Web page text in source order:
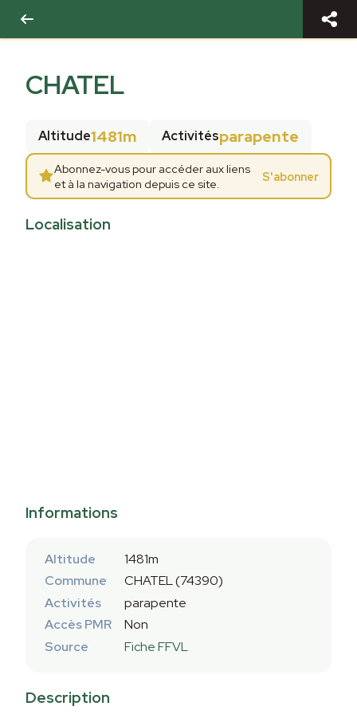
CHATEL
Altitude1481m Activitésparapente
Abonnez-vous pour accéder aux liens
et à la navigation depuis ce site.
S'abonner
Localisation
Informations
Altitude
1481m
Commune
CHATEL (74390)
Activités
parapente
Accès PMR
Non
Source
Fiche FFVL
Description